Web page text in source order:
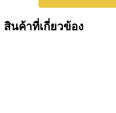
สินค้าที่เกี่ยวข้อง